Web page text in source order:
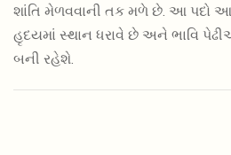
શાંતિ મેળવવાની તક મળે છે. આ પદો
હૃદયમાં સ્થાન ધરાવે છે અને ભાવિ
બની રહેશે.